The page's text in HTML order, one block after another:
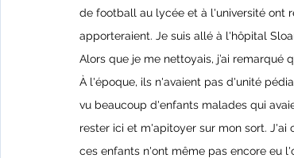
de football au lycée et à l'université ont
apporteraient. Je suis allé à l'hôpital
Alors que je me nettoyais, j’ai
À l'époque, ils n'avaient pas d'unité
vu beaucoup d'enfants malades qui
rester ici et m'apitoyer sur mon sort. J'ai
ces enfants n'ont même pas encore eu